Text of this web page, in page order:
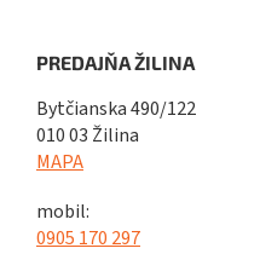
PREDAJŇA ŽILINA
Bytčianska 490/122
010 03 Žilina
MAPA
mobil:
0905 170 297